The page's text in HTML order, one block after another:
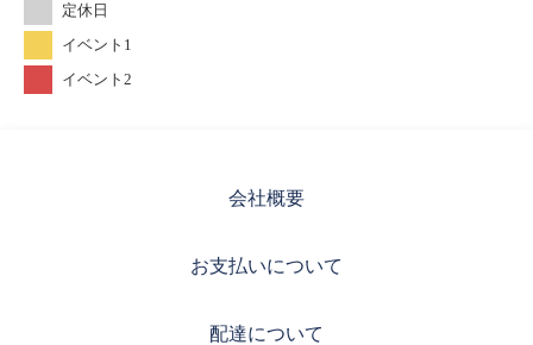
定休日
イベント1
イベント2
会社概要
お支払いについて
配達について